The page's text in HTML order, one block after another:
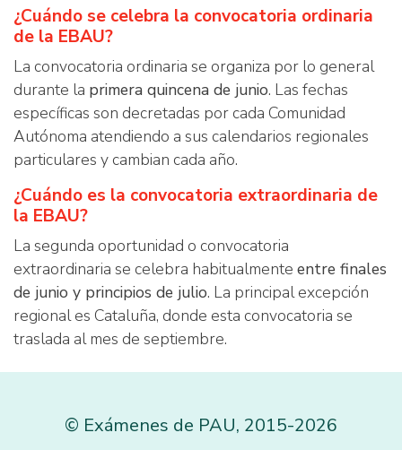
¿Cuándo se celebra la convocatoria ordinaria
de la EBAU?
La convocatoria ordinaria se organiza por lo general
durante la primera quincena de junio. Las fechas
específicas son decretadas por cada Comunidad
Autónoma atendiendo a sus calendarios regionales
particulares y cambian cada año.
¿Cuándo es la convocatoria extraordinaria de
la EBAU?
La segunda oportunidad o convocatoria
extraordinaria se celebra habitualmente entre finales
de junio y principios de julio. La principal excepción
regional es Cataluña, donde esta convocatoria se
traslada al mes de septiembre.
© Exámenes de PAU, 2015-2026